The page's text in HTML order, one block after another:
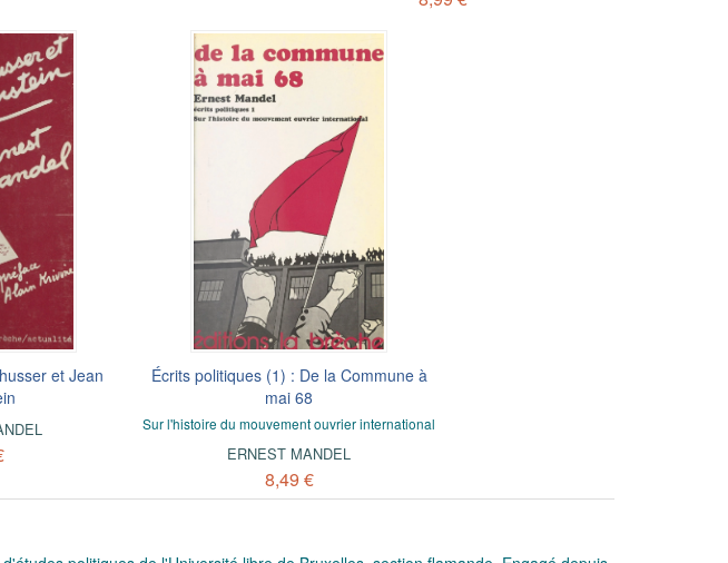
et Jean
Écrits politiques (1) : De la Commune à
mai 68
Sur l'histoire du mouvement ouvrier international
ERNEST MANDEL
8,49 €